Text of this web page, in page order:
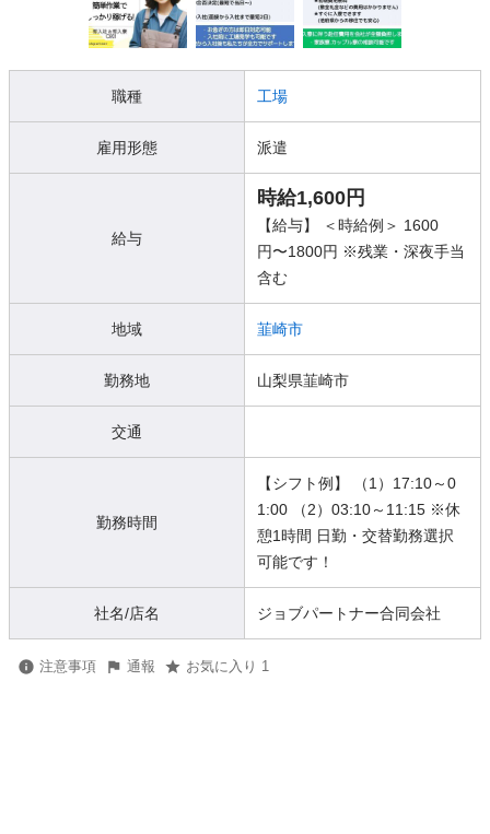
職種 工場
雇用形態 派遣
給与
時給1,600円
【給与】 ＜時給例＞ 1600
円〜1800円 ※残業・深夜手当
含む
地域 韮崎市
勤務地 山梨県韮崎市
交通
勤務時間
【シフト例】 （1）17:10～0
1:00 （2）03:10～11:15 ※休
憩1時間 日勤・交替勤務選択
可能です！
社名/店名 ジョブパートナー合同会社
注意事項 通報 お気に入り 1